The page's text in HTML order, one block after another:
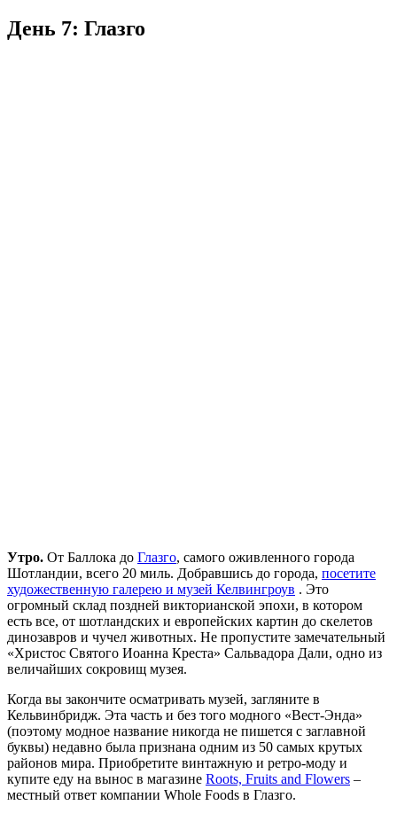
День 7: Глазго
Утро. От Баллока до Глазго, самого оживленного города
Шотландии, всего 20 миль. Добравшись до города, посетите
художественную галерею и музей Келвингроув . Это
огромный склад поздней викторианской эпохи, в котором
есть все, от шотландских и европейских картин до скелетов
динозавров и чучел животных. Не пропустите замечательный
«Христос Святого Иоанна Креста» Сальвадора Дали, одно из
величайших сокровищ музея.
Когда вы закончите осматривать музей, загляните в
Кельвинбридж. Эта часть и без того модного «Вест-Энда»
(поэтому модное название никогда не пишется с заглавной
буквы) недавно была признана одним из 50 самых крутых
районов мира. Приобретите винтажную и ретро-моду и
купите еду на вынос в магазине Roots, Fruits and Flowers –
местный ответ компании Whole Foods в Глазго.